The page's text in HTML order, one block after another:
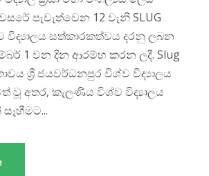
පැවැත්වෙන 12 වැනි SLUG
විද්‍යාලය සත්කාරකත්වය දරනු ලබන
1 වන දින ආරම්භ කරන ලදී. Slug
ශ්‍රී ජයවර්ධනපුර විශ්ව විද්‍යාලය
වූ අතර, කැලණිය විශ්ව විද්‍යාලය